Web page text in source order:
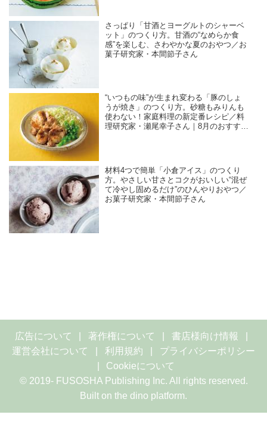
さっぱり「甘酒とヨーグルトのシャーベ
ット」のつくり方。甘酒の“なめらか食
感”を楽しむ、さわやかな夏のおやつ／お
菓子研究家・本間節子さん
“いつもの味”が生まれ変わる「豚のしょ
うが焼き」のつくり方。砂糖もみりんも
使わない！家庭料理の新定番レシピ／料
理研究家・瀬尾幸子さん｜8月のおすすめ
材料4つで簡単「小倉アイス」のつくり
方。やさしい甘さとコクがおいしい“混ぜ
て冷やし固めるだけ”のひんやりおやつ／
お菓子研究家・本間節子さん
広告について 著作権について
書店様向け情報
運営会社について
利用規約
プライバシーポリシー
Cookieについて
© 2019- FUSOSHA Publishing Inc. All rights reserved.
Built on the dino platform.